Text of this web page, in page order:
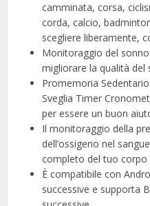
camminata, corsa,
corda, calcio,
scegliere liberamente,
Monitoraggio del
migliorare la qualità del
Promemoria
Sveglia Timer
per essere un buon
Il monitoraggio della
dell’ossigeno nel
completo del tuo corpo
È compatibile con
successive e supporta